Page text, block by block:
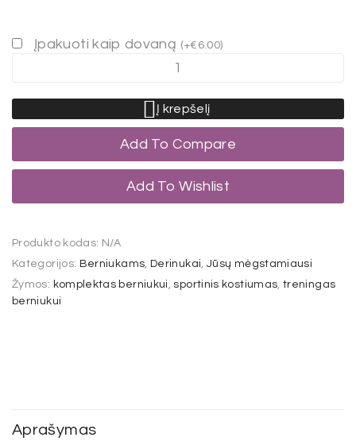
Įpakuoti kaip dovaną (+€ 6.00)
Į krepšelį
Add To Compare
Add To Wishlist
Produkto kodas: N/A
Kategorijos: Berniukams, Derinukai,Jūsų mėgstamiausi
Žymos: komplektas berniukui , sportinis kostiumas,treningas
berniukui
Aprašymas